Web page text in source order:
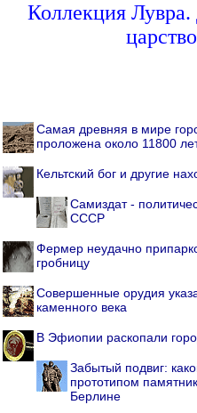
Коллекция
Самая древняя в мире
проложена около 11800
Кельтский бог и другие
Самиздат -
СССР
Фермер неудачно
гробницу
Совершенные орудия
каменного века
В Эфиопии раскопали
Забытый подвиг:
прототипом
Берлине